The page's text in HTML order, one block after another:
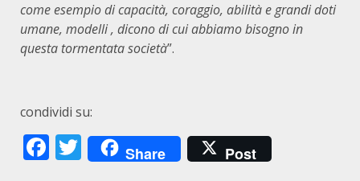
come esempio di capacità, coraggio, abilità e grandi doti
umane, modelli , dicono di cui abbiamo bisogno in
questa tormentata società”.
condividi su:
Facebook
Twitter
Share Post